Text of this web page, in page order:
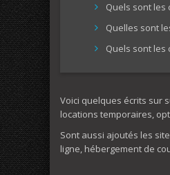
Quels sont les
Quelles sont
Quels sont les
Voici quelques écrits sur
locations temporaires,
Sont aussi ajoutés les
ligne, hébergement de